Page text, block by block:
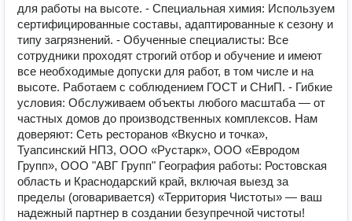
для работы на высоте. - Специальная химия: Используем
сертифицированные составы, адаптированные к сезону и
типу загрязнений. - Обученные специалисты: Все
сотрудники проходят строгий отбор и обучение и имеют
все необходимые допуски для работ, в том числе и на
высоте. Работаем с соблюдением ГОСТ и СНиП. - Гибкие
условия: Обслуживаем объекты любого масштаба — от
частных домов до производственных комплексов. Нам
доверяют: Сеть ресторанов «Вкусно и точка»,
Туапсинский НПЗ, ООО «Рустарк», ООО «Евродом
Групп», ООО "АВГ Групп" География работы: Ростовская
область и Краснодарский край, включая выезд за
пределы (оговаривается) «Территория Чистоты» — ваш
надежный партнер в создании безупречной чистоты!